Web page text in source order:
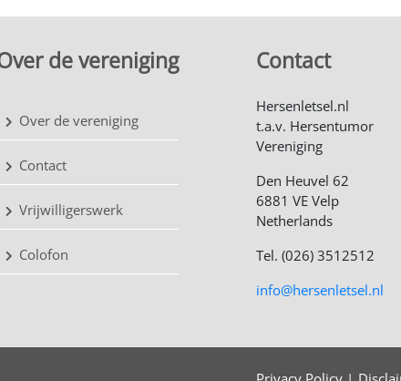
de vereniging
Over de vereniging
Contact
Vrijwilligerswerk
Colofon
Contact
Hersenletsel.nl
t.a.v. Hersentumor
Vereniging
Den Heuvel 62
6881 VE Velp
Netherlands
Tel. (026) 3512512
info@hersenletsel.nl